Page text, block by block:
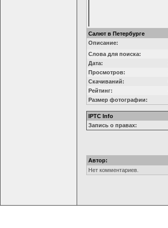
Салют в Петербурге
Описание:
Слова для поиска:
Дата:
Просмотров:
Скачиваний:
Рейтинг:
Размер фотографии:
IPTC Info
Запись о правах:
Автор:
Нет комментариев.